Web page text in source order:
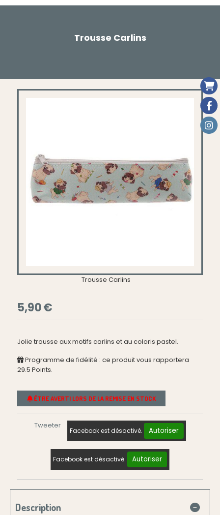
Trousse Carlins
Trousse Carlins
5,90€
Jolie trousse aux motifs carlins et au coloris pastel.
Programme de fidélité : ce produit vous rapportera
29.5 Points.
ÊTRE AVERTI LORS DE LA REMISE EN STOCK
Tweeter
Facebook est désactivé. Autoriser
Facebook est désactivé. Autoriser
Description